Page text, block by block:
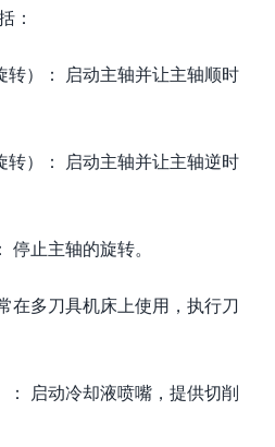
：
转）： 启动主轴并让主轴顺时
转）： 启动主轴并让主轴逆时
停止主轴的旋转。
在多刀具机床上使用，执行刀
： 启动冷却液喷嘴，提供切削